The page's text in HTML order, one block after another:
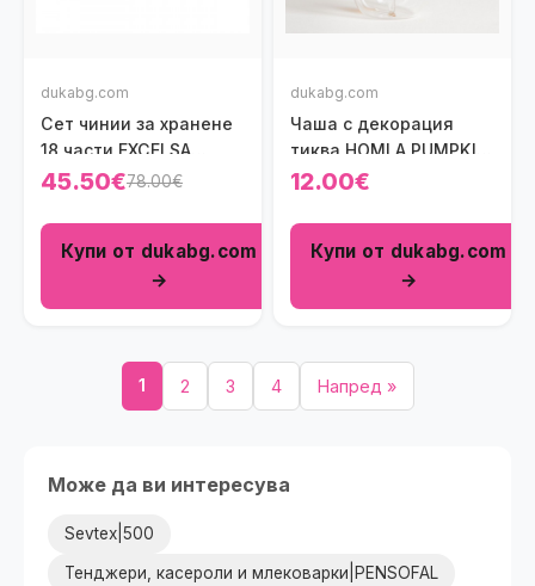
dukabg.com
Сет чинии за хранене
18 части EXCELSA
CAPRI, черен
45.50€78.00€
Купи от dukabg.com
→
dukabg.com
Чаша с декорация
тиква HOMLA PUMPKIN
600 мл.
12.00€
Купи от dukabg.com
→
1 2 3 4 Напред »
Може да ви интересува
Sevtex|500
Тенджери, касероли и млековарки|PENSOFAL